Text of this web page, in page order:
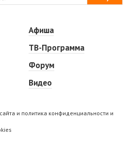
Афиша
ТВ-Программа
Форум
Видео
и политика конфиденциальности и